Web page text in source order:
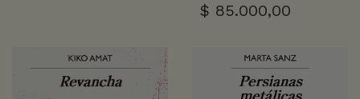
$ 85.000,00